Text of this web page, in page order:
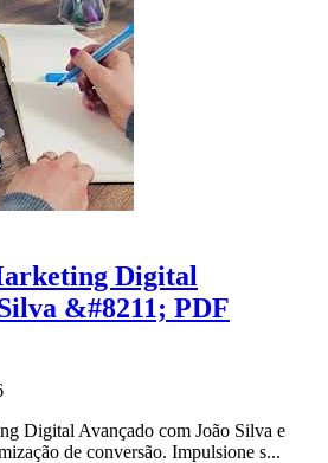
Digital
&#8211; PDF
Digital Avançado com João Silva e
de conversão. Impulsione s...